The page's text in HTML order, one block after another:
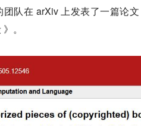
队在 arXiv 上发表了一篇论
。